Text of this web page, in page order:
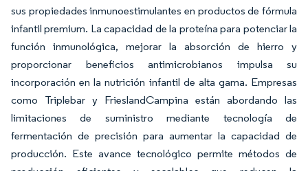
sus propiedades inmunoestimulantes en productos de fórmula
infantil premium. La capacidad de la proteína para potenciar la
función inmunológica, mejorar la absorción de hierro y
proporcionar beneficios antimicrobianos impulsa su
incorporación en la nutrición infantil de alta gama. Empresas
como Triplebar y FrieslandCampina están abordando las
limitaciones de suministro mediante tecnología de
fermentación de precisión para aumentar la capacidad de
producción. Este avance tecnológico permite métodos de